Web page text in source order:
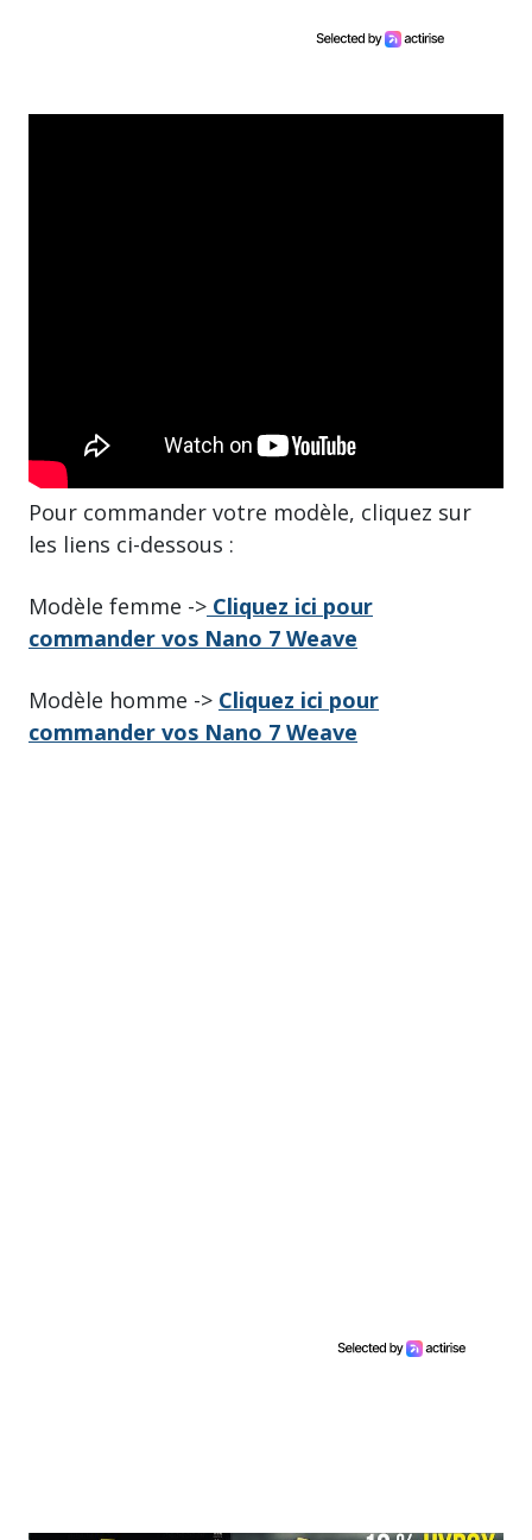
Pour commander votre modèle, cliquez sur
les liens ci-dessous :
Modèle femme -> Cliquez ici pour
commander vos Nano 7 Weave
Modèle homme -> Cliquez ici pour
commander vos Nano 7 Weave